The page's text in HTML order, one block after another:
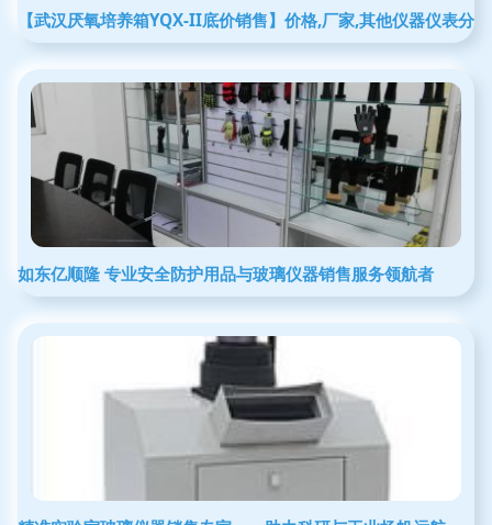
【武汉厌氧培养箱YQX-II底价销售】价格,厂家,其他仪器仪表分
如东亿顺隆 专业安全防护用品与玻璃仪器销售服务领航者